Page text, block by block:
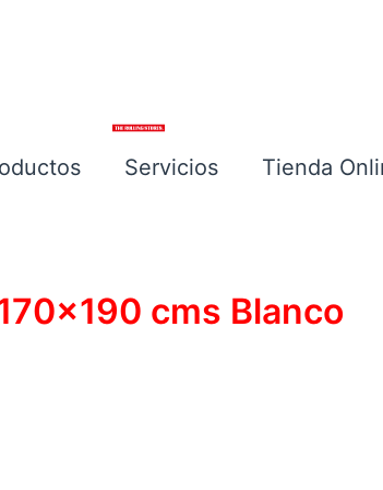
Servicios
Tienda
cms Blanco